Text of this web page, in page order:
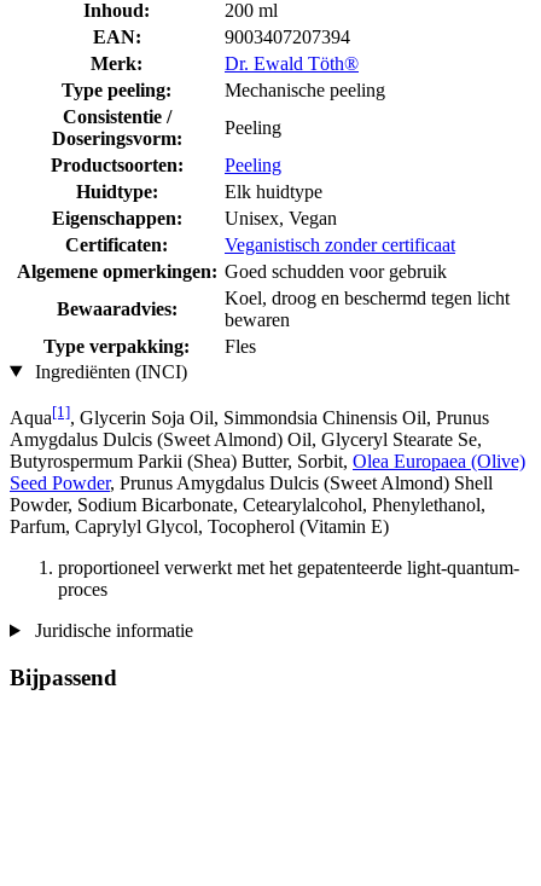
Inhoud:
200 ml
EAN:
9003407207394
Merk:
Dr. Ewald Töth®
Type peeling:
Mechanische peeling
Consistentie /
Doseringsvorm:
Peeling
Productsoorten:
Peeling
Huidtype:
Elk huidtype
Eigenschappen:
Unisex, Vegan
Certificaten:
Veganistisch zonder certificaat
Algemene opmerkingen: Goed schudden voor gebruik
Bewaaradvies:
Koel, droog en beschermd tegen licht
bewaren
Type verpakking:
Fles
Ingrediënten (INCI)
Aqua[1], Glycerin Soja Oil, Simmondsia Chinensis Oil, Prunus
Amygdalus Dulcis (Sweet Almond) Oil, Glyceryl Stearate Se,
Butyrospermum Parkii (Shea) Butter, Sorbit, Olea Europaea (Olive)
Seed Powder, Prunus Amygdalus Dulcis (Sweet Almond) Shell
Powder, Sodium Bicarbonate, Cetearylalcohol, Phenylethanol,
Parfum, Caprylyl Glycol, Tocopherol (Vitamin E)
proportioneel verwerkt met het gepatenteerde light-quantum-
proces
Juridische informatie
Bijpassend